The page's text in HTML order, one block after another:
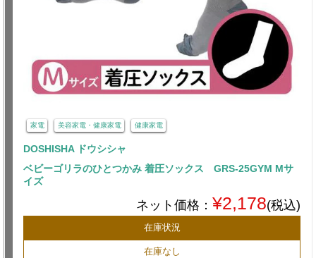
家電 美容家電・健康家電 健康家電
DOSHISHA ドウシシャ
ベビーゴリラのひとつかみ 着圧ソックス GRS-25GYM Mサ
イズ
ネット価格： ¥2,178(税込)
在庫状況
在庫なし